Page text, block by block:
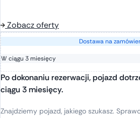
Zobacz oferty
Dostawa na
W ciągu 3 miesięcy
Po dokonaniu rezerwacji, pojazd
ciągu 3 miesięcy.
Znajdziemy pojazd, jakiego szukasz.